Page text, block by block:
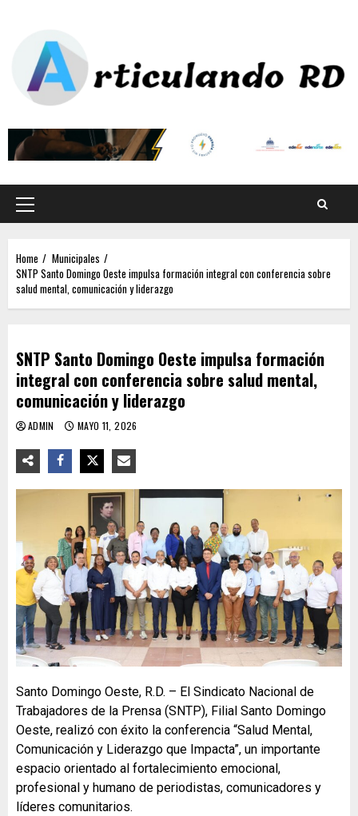
Home
Municipales
SNTP Santo Domingo Oeste impulsa formación integral con conferencia sobre
salud mental, comunicación y liderazgo
SNTP Santo Domingo Oeste impulsa formación
integral con conferencia sobre salud mental,
comunicación y liderazgo
ADMIN MAYO 11, 2026
Santo Domingo Oeste, R.D. – El Sindicato Nacional de
Trabajadores de la Prensa (SNTP), Filial Santo Domingo
Oeste, realizó con éxito la conferencia “Salud Mental,
Comunicación y Liderazgo que Impacta”, un importante
espacio orientado al fortalecimiento emocional,
profesional y humano de periodistas, comunicadores y
líderes comunitarios.